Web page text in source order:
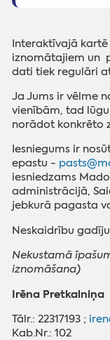
Interaktīvajā
iznomātajiem un
dati tiek regulāri
Ja Jums ir vēlme
vienībām, tad
norādot konkrēto
Iesniegums ir
epastu -
iesniedzams
administrācijā,
jebkurā pagasta
Neskaidrību
Nekustamā
iznomāšana)
Irēna Pretkalniņa
Tālr.: 22317193 ;
Kab.Nr.: 102